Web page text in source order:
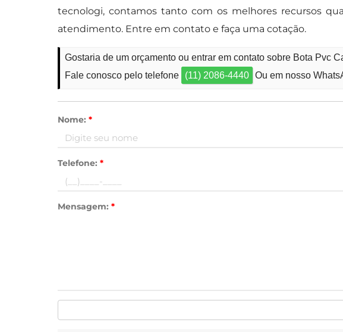
tecnologi, contamos tanto com os melhores recursos
atendimento. Entre em contato e faça uma cotação.
Gostaria de um orçamento ou entrar em contato sobre Bota Pvc
Fale conosco pelo telefone
(11) 2086-4440 Ou em nosso
Nome:*
Telefone:*
Mensagem:*